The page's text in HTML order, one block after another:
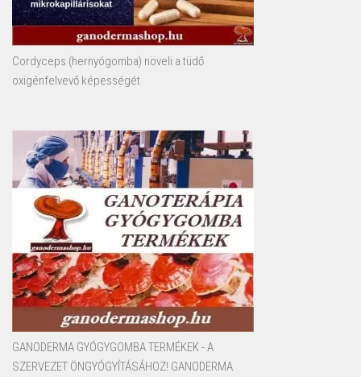
Cordyceps (hernyógomba) növeli a tüdő
oxigénfelvevő képességét
GANODERMA GYÓGYGOMBA TERMÉKEK - A
SZERVEZET ÖNGYÓGYÍTÁSÁHOZ! GANODERMA